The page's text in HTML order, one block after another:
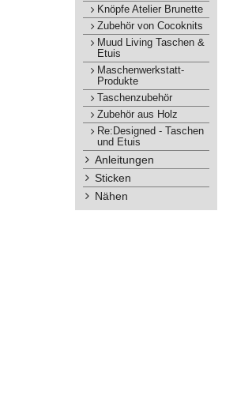
Knöpfe Atelier Brunette
Zubehör von Cocoknits
Muud Living Taschen &
Etuis
Maschenwerkstatt-
Produkte
Taschenzubehör
Zubehör aus Holz
Re:Designed - Taschen
und Etuis
Anleitungen
Sticken
Nähen